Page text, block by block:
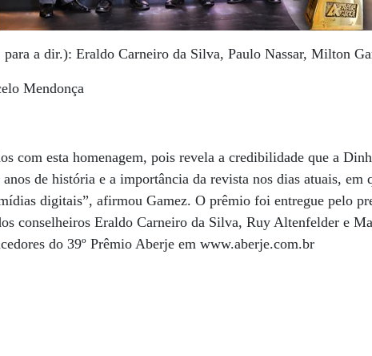
para a dir.): Eraldo Carneiro da Silva, Paulo Nassar, Milton
Mendonça
com esta homenagem, pois revela a credibilidade que a
de história e a importância da revista nos dias atuais, em
digitais”, afirmou Gamez. O prêmio foi entregue pelo
conselheiros Eraldo Carneiro da Silva, Ruy Altenfelder e
do 39º Prêmio Aberje em www.aberje.com.br